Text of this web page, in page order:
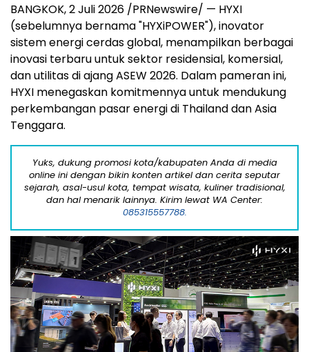
BANGKOK, 2 Juli 2026 /PRNewswire/ — HYXI
(sebelumnya bernama "HYXiPOWER"), inovator
sistem energi cerdas global, menampilkan berbagai
inovasi terbaru untuk sektor residensial, komersial,
dan utilitas di ajang ASEW 2026. Dalam pameran ini,
HYXI menegaskan komitmennya untuk mendukung
perkembangan pasar energi di Thailand dan Asia
Tenggara.
Yuks, dukung promosi kota/kabupaten Anda di media
online ini dengan bikin konten artikel dan cerita seputar
sejarah, asal-usul kota, tempat wisata, kuliner tradisional,
dan hal menarik lainnya. Kirim lewat WA Center:
085315557788.